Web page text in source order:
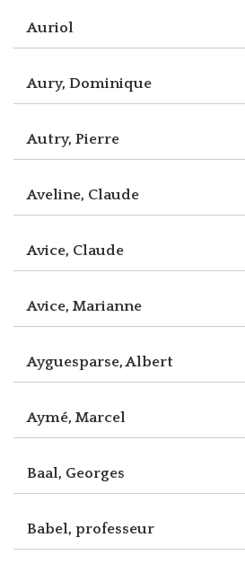
Auriol
Aury, Dominique
Autry, Pierre
Aveline, Claude
Avice, Claude
Avice, Marianne
Ayguesparse, Albert
Aymé, Marcel
Baal, Georges
Babel, professeur